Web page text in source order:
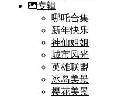
专辑
哪吒合集
新年快乐
神仙姐姐
城市风光
英雄联盟
冰岛美景
樱花美景